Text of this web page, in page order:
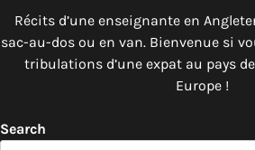
Récits d’une enseignante en
sac-au-dos ou en van. Bienvenue si
tribulations d’une expat au pays
Europe !
Search